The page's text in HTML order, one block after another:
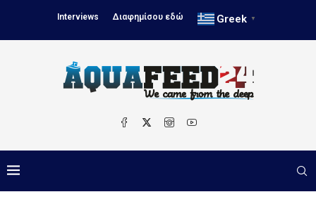
Interviews Διαφημίσου εδώ Greek ▼